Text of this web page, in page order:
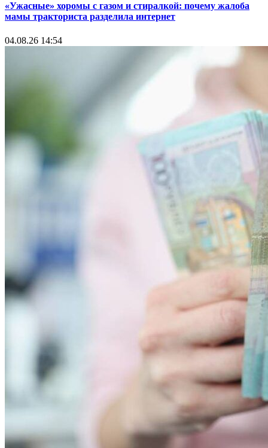
«Ужасные» хоромы с газом и стиралкой: почему жалоба
мамы тракториста разделила интернет
04.08.26 14:54